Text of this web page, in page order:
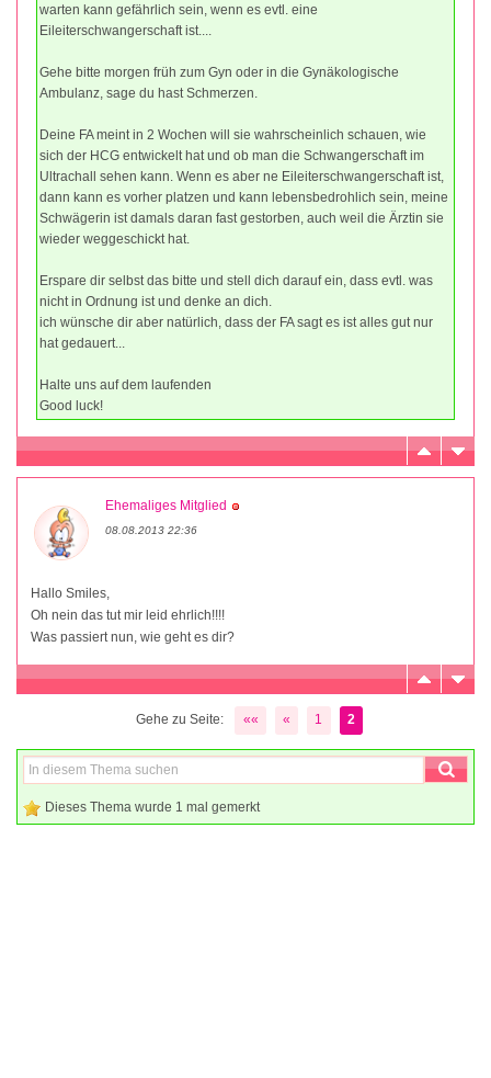
warten kann gefährlich sein, wenn es evtl. eine
Eileiterschwangerschaft ist....
Gehe bitte morgen früh zum Gyn oder in die Gynäkologische
Ambulanz, sage du hast Schmerzen.
Deine FA meint in 2 Wochen will sie wahrscheinlich schauen, wie
sich der HCG entwickelt hat und ob man die Schwangerschaft im
Ultrachall sehen kann. Wenn es aber ne Eileiterschwangerschaft ist,
dann kann es vorher platzen und kann lebensbedrohlich sein, meine
Schwägerin ist damals daran fast gestorben, auch weil die Ärztin sie
wieder weggeschickt hat.
Erspare dir selbst das bitte und stell dich darauf ein, dass evtl. was
nicht in Ordnung ist und denke an dich.
ich wünsche dir aber natürlich, dass der FA sagt es ist alles gut nur
hat gedauert...
Halte uns auf dem laufenden
Good luck!
Ehemaliges Mitglied
08.08.2013 22:36
Hallo Smiles,
Oh nein das tut mir leid ehrlich!!!!
Was passiert nun, wie geht es dir?
Gehe zu Seite: «« « 1 2
Dieses Thema wurde 1 mal gemerkt